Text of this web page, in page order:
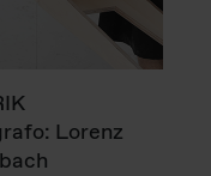
Lorenz